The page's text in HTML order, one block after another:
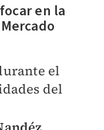
en la
el
del